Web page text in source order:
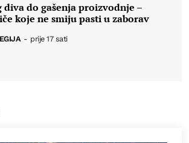
diva do gašenja proizvodnje –
koje ne smiju pasti u zaborav
- prije 17 sati